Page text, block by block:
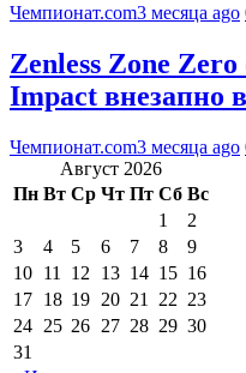
Чемпионат.com3 месяца ago
Zenless Zone Zero
Impact внезапно
Чемпионат.com3 месяца ago
Август 2026
Пн Вт Ср Чт Пт Сб Вс
1
2
3
4 5 6 7 8
9
10 11 12 13 14 15 16
17 18 19 20 21 22 23
24 25 26 27 28 29 30
31